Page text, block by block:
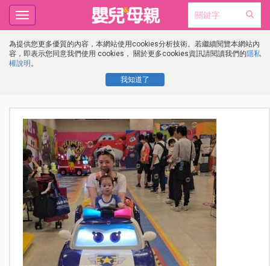
為提供您更多優質的內容，本網站使用cookies分析技術。若繼續閱覽本網站內
容，即表示您同意我們使用 cookies， 關於更多cookies資訊請閱讀我們的隱私
權說明 。
我知道了
Toggle
navigation